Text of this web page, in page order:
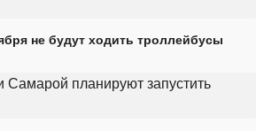
не будут ходить троллейбусы